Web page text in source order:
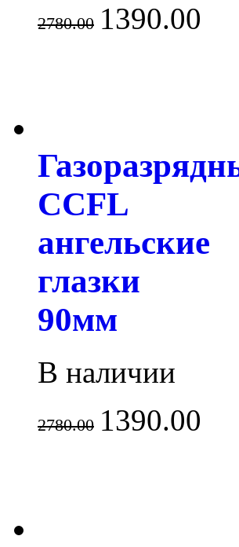
2780.00 1390.00
CCFL
ангельские
глазки
90мм
В наличии
2780.00 1390.00